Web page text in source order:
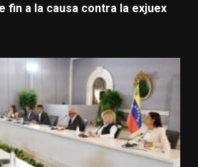
fin a la causa contra la exjuex